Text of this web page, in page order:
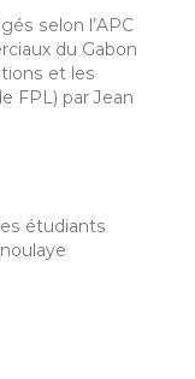
selon l’APC
du Gabon
et les
FPL) par Jean
étudiants